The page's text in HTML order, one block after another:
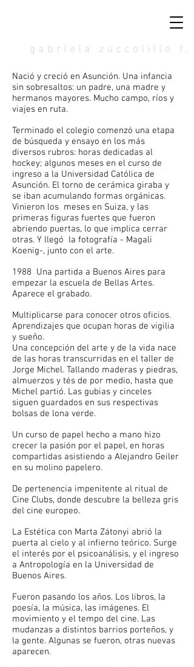
gabriela zuccolillo f.
Nació y creció en Asunción. Una infancia
sin sobresaltos: un padre, una madre y
hermanos mayores. Mucho campo, ríos y
viajes en ruta.
Terminado el colegio comenzó una etapa
de búsqueda y ensayo en los más
diversos rubros: horas dedicadas al
hockey; algunos meses en el curso de
ingreso a la Universidad Católica de
Asunción. El torno de cerámica giraba y
se iban acumulando formas orgánicas.
Vinieron los meses en Suiza, y las
primeras figuras fuertes que fueron
abriendo puertas, lo que implica cerrar
otras. Y llegó la fotografía - Magali
Koenig-, junto con el arte.
1988 Una partida a Buenos Aires para
empezar la escuela de Bellas Artes.
Aparece el grabado.
Multiplicarse para conocer otros oficios.
Aprendizajes que ocupan horas de vigilia
y sueño.
Una concepción del arte y de la vida nace
de las horas transcurridas en el taller de
Jorge Michel. Tallando maderas y piedras,
almuerzos y tés de por medio, hasta que
Michel partió. Las gubias y cinceles
siguen guardados en sus respectivas
bolsas de lona verde.
Un curso de papel hecho a mano hizo
crecer la pasión por el papel, en horas
compartidas asistiendo a Alejandro Geiler
en su molino papelero.
De pertenencia impenitente al ritual de
Cine Clubs, donde descubre la belleza gris
del cine europeo.
La Estética con Marta Zátonyi abrió la
puerta al cielo y al infierno teórico. Surge
el interés por el psicoanálisis, y el ingreso
a Antropología en la Universidad de
Buenos Aires.
Fueron pasando los años. Los libros, la
poesía, la música, las imágenes. El
movimiento y el tempo del cine. Las
mudanzas a distintos barrios porteños, y
la gente. Algunas se fueron, otras nuevas
aparecen.